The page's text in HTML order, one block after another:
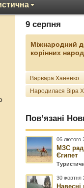
9 серпня
Міжнародний
корінних
Варвара Ханенко
Народилася Віра
Пов’язані
06 лютого
МЗС
Єгипет
30 жовтня